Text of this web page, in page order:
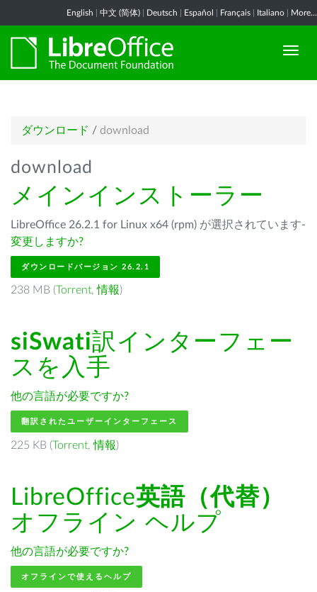
English 中文 (简体) Deutsch Español Français Italiano More...
ダウンロード / download
download
メインインストーラー
LibreOffice 26.2.1 for Linux x64 (rpm) が選択されています-
変更しますか?
ダウンロードバージョン 26.2.1
238 MB (Torrent,情報)
siSwati訳インターフェー
スを入手
他の言語が必要ですか?
翻訳されたユーザーインターフェース
225 KB (Torrent,情報)
LibreOffice英語（代替）
オフライン ヘルプ
他の言語が必要ですか?
オフラインで使えるヘルプ